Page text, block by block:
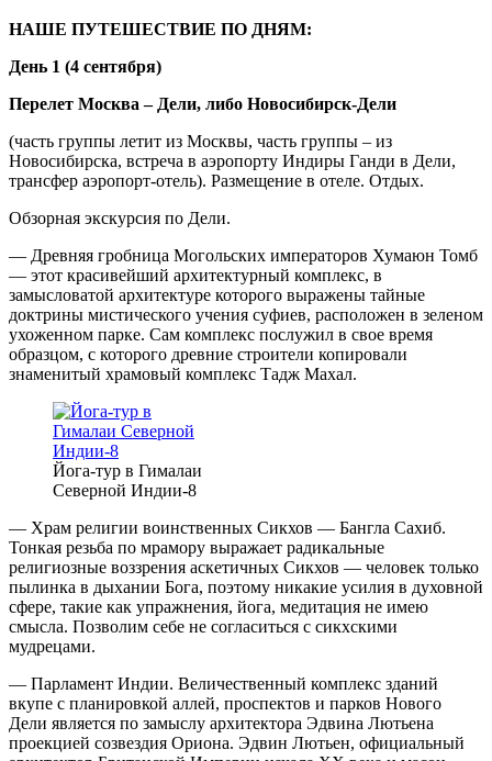
НАШЕ ПУТЕШЕСТВИЕ ПО ДНЯМ:
День 1 (4 сентября)
Перелет Москва – Дели, либо Новосибирск-Дели
(часть группы летит из Москвы, часть группы – из
Новосибирска, встреча в аэропорту Индиры Ганди в Дели,
трансфер аэропорт-отель). Размещение в отеле. Отдых.
Обзорная экскурсия по Дели.
— Древняя гробница Могольских императоров Хумаюн Томб
— этот красивейший архитектурный комплекс, в
замысловатой архитектуре которого выражены тайные
доктрины мистического учения суфиев, расположен в зеленом
ухоженном парке. Сам комплекс послужил в свое время
образцом, с которого древние строители копировали
знаменитый храмовый комплекс Тадж Махал.
Йога-тур в Гималаи
Северной Индии-8
— Храм религии воинственных Сикхов — Бангла Сахиб.
Тонкая резьба по мрамору выражает радикальные
религиозные воззрения аскетичных Сикхов — человек только
пылинка в дыхании Бога, поэтому никакие усилия в духовной
сфере, такие как упражнения, йога, медитация не имею
смысла. Позволим себе не согласиться с сикхскими
мудрецами.
— Парламент Индии. Величественный комплекс зданий
вкупе с планировкой аллей, проспектов и парков Нового
Дели является по замыслу архитектора Эдвина Лютьена
проекцией созвездия Ориона. Эдвин Лютьен, официальный